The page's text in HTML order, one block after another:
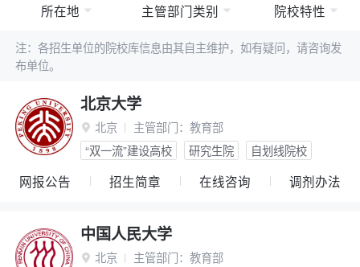
所在地 主管部门类别 院校特性
注：各招生单位的院校库信息由其自主维护，如有疑问，请咨询发
布单位。
北京大学
 北京 主管部门： 教育部
“双一流”建设高校
研究生院 自划线院校
网报公告 招生简章 在线咨询 调剂办法
中国人民大学
 北京 主管部门： 教育部